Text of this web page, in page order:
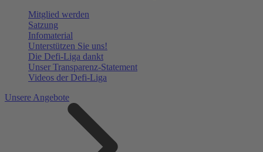
Mitglied werden
Satzung
Infomaterial
Unterstützen Sie uns!
Die Defi-Liga dankt
Unser Transparenz-Statement
Videos der Defi-Liga
Unsere Angebote